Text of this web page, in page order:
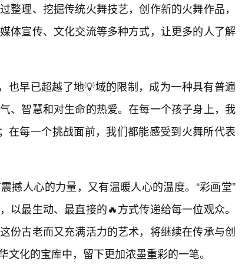
整理、挖掘传统火舞技艺，创作新的火舞作品，
体宣传、文化交流等多种方式，让更多的人了解
也早已超越了地💡域的限制，成为一种具有普遍
、智慧和对生命的热爱。在每一个孩子身上，我
在每一个挑战面前，我们都能感受到火舞所代表
撼人心的力量，又有温暖人心的温度。“彩画堂”
以最生动、最直接的🔥方式传递给每一位观众。
份古老而又充满活力的艺术，将继续在传承与创
化的宝库中，留下更加浓墨重彩的一笔。